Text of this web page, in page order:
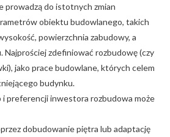
prowadzą do istotnych zmian
obiektu budowlanego, takich
powierzchnia zabudowy, a
Najprościej zdefiniować rozbudowę (czy
jako prace budowlane, których celem
budynku.
i preferencji inwestora rozbudowa może
dobudowanie piętra lub adaptację